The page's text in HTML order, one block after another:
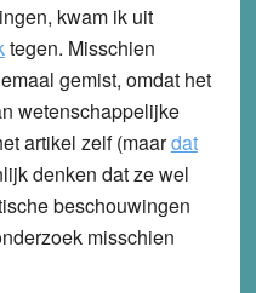
kwam ik uit
tegen. Misschien
gemist, omdat het
wetenschappelijke
artikel zelf (maardat
denken dat ze wel
beschouwingen
misschien